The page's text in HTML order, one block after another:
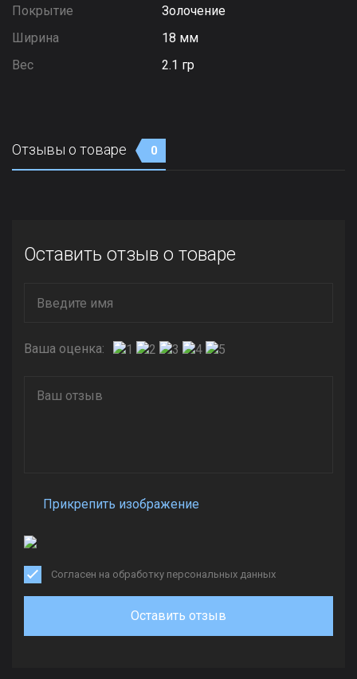
Покрытие
Золочение
Ширина
18 мм
Вес
2.1 гр
Отзывы о товаре 0
Оставить отзыв о товаре
Ваша оценка:
Прикрепить изображение
Согласен на обработку персональных данных
Оставить отзыв